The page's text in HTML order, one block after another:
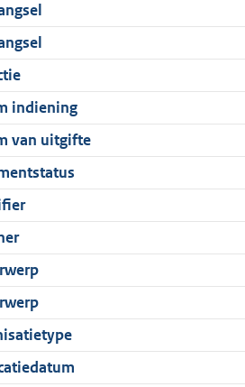
3
8
K
b
:
7
K
b
e
:
4
K
b
t
e
:
4
K
b
r
t
K
g
t
2
indiening
van uitgifte